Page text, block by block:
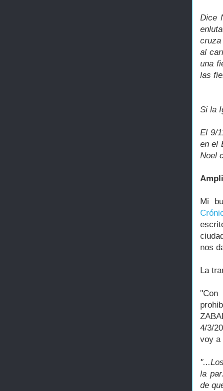
Dice
cruza
al
una
las
Si la
El 9/
en el
Noel
Mi
nos
La
4/3/
voy a
la
de